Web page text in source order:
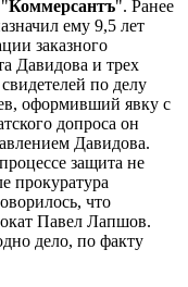
"Коммерсантъ". Ранее
ему 9,5 лет
заказного
Давидова и трех
по делу
оформивший явку с
допроса он
Давидова.
защита не
прокуратура
что
Павел Лапшов.
дело, по факту